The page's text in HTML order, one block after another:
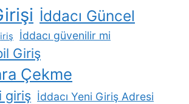
İddacı Güncel
İddacı güvenilir mi
Giriş
Çekme
giriş İddacı Yeni Giriş Adresi